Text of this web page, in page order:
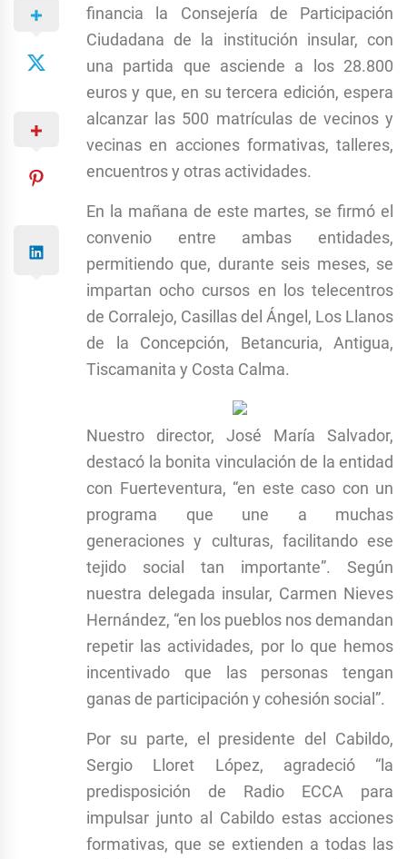
financia la Consejería de Participación
Ciudadana de la institución insular, con
una partida que asciende a los 28.800
euros y que, en su tercera edición, espera
alcanzar las 500 matrículas de vecinos y
vecinas en acciones formativas, talleres,
encuentros y otras actividades.
En la mañana de este martes, se firmó el
convenio entre ambas entidades,
permitiendo que, durante seis meses, se
impartan ocho cursos en los telecentros
de Corralejo, Casillas del Ángel, Los Llanos
de la Concepción, Betancuria, Antigua,
Tiscamanita y Costa Calma.
Nuestro director, José María Salvador,
destacó la bonita vinculación de la entidad
con Fuerteventura, “en este caso con un
programa que une a muchas
generaciones y culturas, facilitando ese
tejido social tan importante”. Según
nuestra delegada insular, Carmen Nieves
Hernández, “en los pueblos nos demandan
repetir las actividades, por lo que hemos
incentivado que las personas tengan
ganas de participación y cohesión social”.
Por su parte, el presidente del Cabildo,
Sergio Lloret López, agradeció “la
predisposición de Radio ECCA para
impulsar junto al Cabildo estas acciones
formativas, que se extienden a todas las